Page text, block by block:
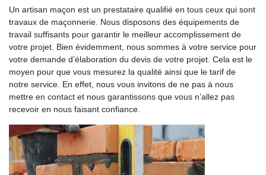
Un artisan maçon est un prestataire qualifié en tous ceux qui sont
travaux de maçonnerie. Nous disposons des équipements de
travail suffisants pour garantir le meilleur accomplissement de
votre projet. Bien évidemment, nous sommes à votre service pour
votre demande d’élaboration du devis de votre projet. Cela est le
moyen pour que vous mesurez la qualité ainsi que le tarif de
notre service. En effet, nous vous invitons de ne pas à nous
mettre en contact et nous garantissons que vous n’allez pas
recevoir en nous faisant confiance.